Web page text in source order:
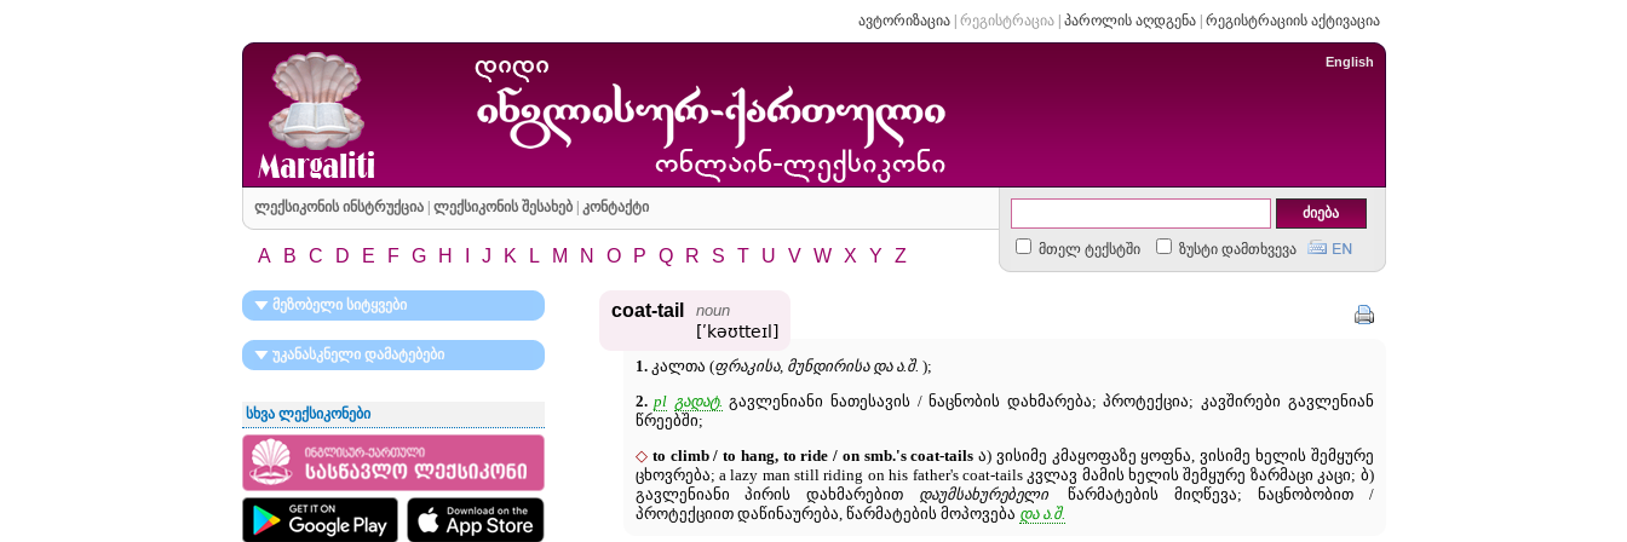
ავტორიზაცია| რეგისტრაცია| პაროლის აღდგენა| რეგისტრაციის აქტივაცია
English
ლექსიკონის ინსტრუქცია| ლექსიკონის შესახებ| კონტაქტი
მთელ ტექსტში ზუსტი დამთხვევა
A B C D E F G H J K L M N O P Q R S T U V W X Y Z
მეზობელი სიტყვები
უკანასკნელი დამატებები
სხვა ლექსიკონები
coat-tail noun
[ʹkəʊtteɪl]
1.კალთა (ფრაკისა, მუნდირისა და ა.შ. );
2. pl გადატ. გავლენიანი ნათესავის / ნაცნობის დახმარება; პროტექცია; კავშირები გავლენიან
წრეებში;
◇ to climb / to hang, to ride / on smb.'s coat-tails ა) ვისიმე კმაყოფაზე ყოფნა, ვისიმე ხელის შემყურე
ცხოვრება; a lazy man still riding on his father's coat-tails კვლავ მამის ხელის შემყურე ზარმაცი კაცი; ბ)
გავლენიანი პირის დახმარებით დაუმსახურებელი
წარმატების მიღწევა; ნაცნობობით /
პროტექციით დაწინაურება, წარმატების მოპოვება და ა.შ.